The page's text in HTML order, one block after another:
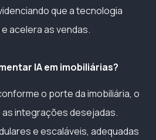
que a tecnologia
acelera as vendas.
IA em imobiliárias?
o porte da imobiliária, o
integrações desejadas.
e escaláveis, adequadas